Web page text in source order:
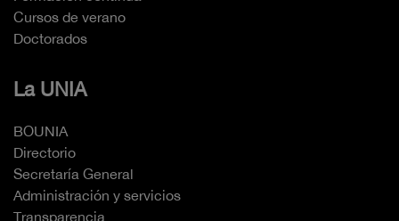
Cursos de verano
Doctorados
La UNIA
BOUNIA
Directorio
Secretaría General
Administración y servicios
Transparencia